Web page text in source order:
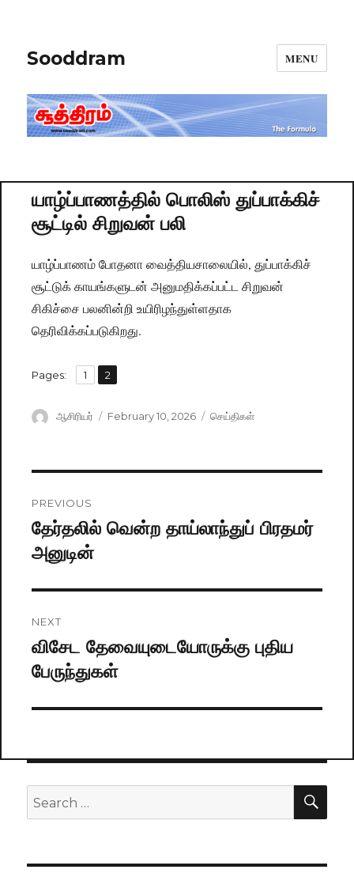
Sooddram MENU
யாழ்ப்பாணத்தில் பொலிஸ் துப்பாக்கிச்
சூட்டில் சிறுவன் பலி
யாழ்ப்பாணம் போதனா வைத்தியசாலையில், துப்பாக்கிச்
சூட்டுக் காயங்களுடன் அனுமதிக்கப்பட்ட சிறுவன்
சிகிச்சை பலனின்றி உயிரிழந்துள்ளதாக
தெரிவிக்கப்படுகிறது.
Pages: Page
1 ,
Page
2
Author
ஆசிரியர்
Posted
February 10, 2026 Categories
செய்திகள்
navigation
PREVIOUS
Previous
post:
தேர்தலில் வென்ற தாய்லாந்துப் பிரதமர்
அனுடின்
NEXT
Next
post:
விசேட தேவையுடையோருக்கு புதிய
பேருந்துகள்
Search
for: